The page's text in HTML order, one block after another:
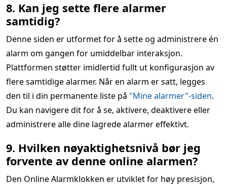
8. Kan jeg sette flere alarmer
samtidig?
Denne siden er utformet for å sette og administrere én
alarm om gangen for umiddelbar interaksjon.
Plattformen støtter imidlertid fullt ut konfigurasjon av
flere samtidige alarmer. Når en alarm er satt, legges
den til i din permanente liste på "Mine alarmer"-siden.
Du kan navigere dit for å se, aktivere, deaktivere eller
administrere alle dine lagrede alarmer effektivt.
9. Hvilken nøyaktighetsnivå bør jeg
forvente av denne online alarmen?
Den Online Alarmklokken er utviklet for høy presisjon,